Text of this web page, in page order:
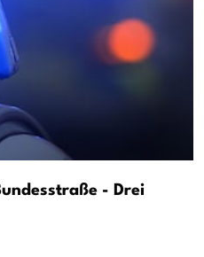
- Drei